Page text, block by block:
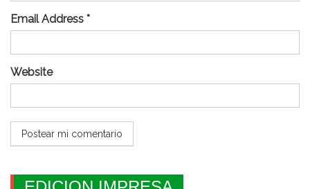
Email Address *
Website